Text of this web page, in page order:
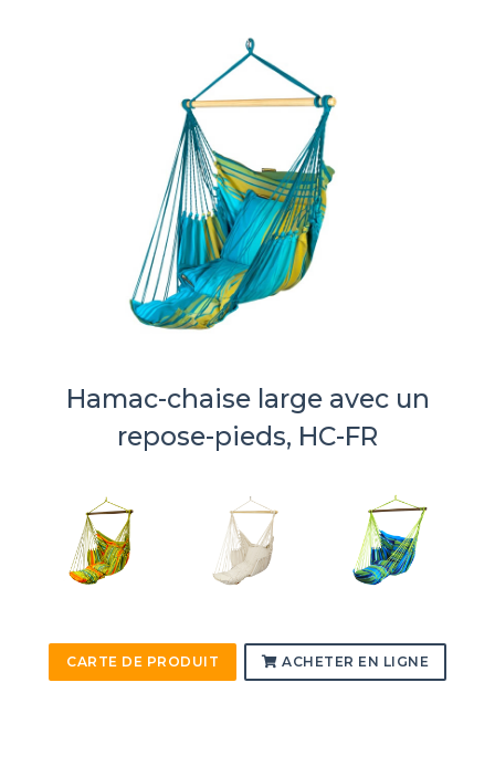
Hamac-chaise large avec un
repose-pieds, HC-FR
CARTE DE PRODUIT ACHETER EN LIGNE